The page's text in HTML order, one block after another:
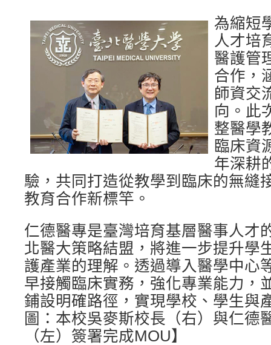
為縮短
人才培
醫護管
合作，
師資交
向。此
整醫學
臨床資
年深耕
驗，共同打造從教學到臨床的無縫
教育合作新標竿。
仁德醫專是臺灣培育基層醫事人才
北醫大策略結盟，將進一步提升學
護產業的理解。透過導入醫學中心
早接觸臨床實務，強化專業能力，
鋪設明確路徑，實現學校、學生與
圖：本校吳麥斯校長（右）與仁德
（左）簽署完成MOU】